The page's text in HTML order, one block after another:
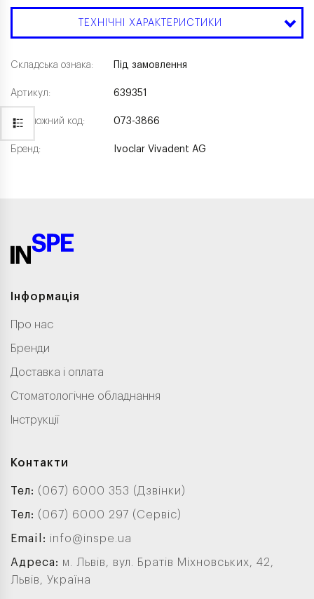
ТЕХНІЧНІ ХАРАКТЕРИСТИКИ
Складська ознака:
Артикул:
Каталожний код:
Бренд:
Під замовлення
639351
073-3866
Ivoclar Vivadent AG
Інформація
Про нас
Бренди
Доставка і оплата
Стоматологічне обладнання
Інструкції
Контакти
Тел: (067) 6000 353 (Дзвінки)
Тел: (067) 6000 297 (Сервіс)
Email: info@inspe.ua
Адреса: м. Львів, вул. Братів Міхновських, 42,
Львів, Україна